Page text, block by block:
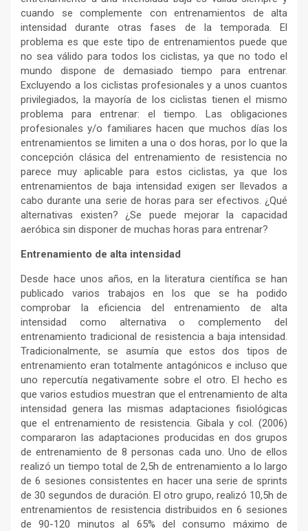
cuando se complemente con entrenamientos de alta
intensidad durante otras fases de la temporada. El
problema es que este tipo de entrenamientos puede que
no sea válido para todos los ciclistas, ya que no todo el
mundo dispone de demasiado tiempo para entrenar.
Excluyendo a los ciclistas profesionales y a unos cuantos
privilegiados, la mayoría de los ciclistas tienen el mismo
problema para entrenar: el tiempo. Las obligaciones
profesionales y/o familiares hacen que muchos días los
entrenamientos se limiten a una o dos horas, por lo que la
concepción clásica del entrenamiento de resistencia no
parece muy aplicable para estos ciclistas, ya que los
entrenamientos de baja intensidad exigen ser llevados a
cabo durante una serie de horas para ser efectivos. ¿Qué
alternativas existen? ¿Se puede mejorar la capacidad
aeróbica sin disponer de muchas horas para entrenar?
Entrenamiento de alta intensidad
Desde hace unos años, en la literatura científica se han
publicado varios trabajos en los que se ha podido
comprobar la eficiencia del entrenamiento de alta
intensidad como alternativa o complemento del
entrenamiento tradicional de resistencia a baja intensidad.
Tradicionalmente, se asumía que estos dos tipos de
entrenamiento eran totalmente antagónicos e incluso que
uno repercutía negativamente sobre el otro. El hecho es
que varios estudios muestran que el entrenamiento de alta
intensidad genera las mismas adaptaciones fisiológicas
que el entrenamiento de resistencia. Gibala y col. (2006)
compararon las adaptaciones producidas en dos grupos
de entrenamiento de 8 personas cada uno. Uno de ellos
realizó un tiempo total de 2,5h de entrenamiento a lo largo
de 6 sesiones consistentes en hacer una serie de sprints
de 30 segundos de duración. El otro grupo, realizó 10,5h de
entrenamientos de resistencia distribuidos en 6 sesiones
de 90-120 minutos al 65% del consumo máximo de